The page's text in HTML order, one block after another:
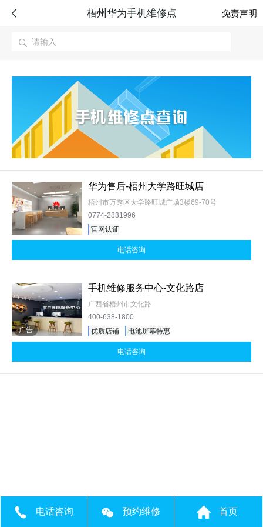
 梧州华为手机维修点 免责声明

华为售后-梧州大学路旺城店
梧州市万秀区大学路旺城广场3楼69-70号
0774-2831996
官网认证
电话咨询
广告
手机维修服务中心-文化路店
广西省梧州市文化路
400-638-1800
优质店铺
电池屏幕特惠
电话咨询
电话咨询 预约维修 首页